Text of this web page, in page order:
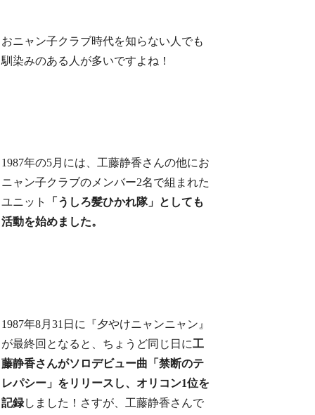
おニャン子クラブ時代を知らない人でも
馴染みのある人が多いですよね！
1987年の5月には、工藤静香さんの他にお
ニャン子クラブのメンバー2名で組まれた
ユニット
「うしろ髪ひかれ隊」としても
活動を始めました。
1987年8月31日に『夕やけニャンニャン』
が最終回となると、ちょうど同じ日に工
藤静香さんがソロデビュー曲「禁断のテ
レパシー」をリリースし、オリコン1位を
記録しました！さすが、工藤静香さんで